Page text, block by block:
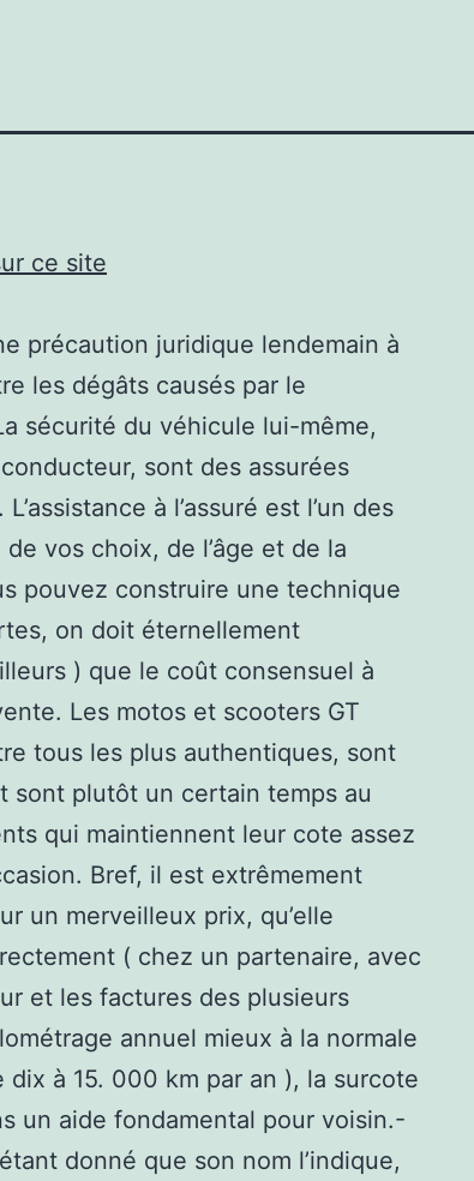
ce site
précaution juridique lendemain à
les dégâts causés par le
sécurité du véhicule lui-même,
sont des assurées
à l’assuré est l’un des
vos choix, de l’âge et de la
pouvez construire une technique
on doit éternellement
) que le coût consensuel à
Les motos et scooters GT
tous les plus authentiques, sont
sont plutôt un certain temps au
qui maintiennent leur cote assez
Bref, il est extrêmement
un merveilleux prix, qu’elle
( chez un partenaire, avec
et les factures des plusieurs
annuel mieux à la normale
dix à 15. 000 km par an ), la surcote
un aide fondamental pour voisin.-
donné que son nom l’indique,